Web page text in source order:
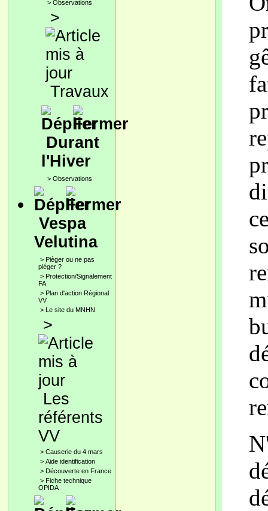
> Observations
>
Travaux
Durant
l'Hiver
> Observations
Vespa
Velutina
> Pièger ou ne pas
piéger ?
> Protection/Signalement
FA
> Plan d'action Régional
VV
> Le site du MNHN
>
Les
référents
VV
> Causerie du 4 mars
> Aide identification
> Découverte en France
> Fiche technique
OPIDA